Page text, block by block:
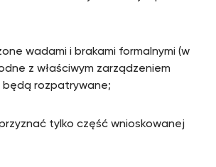
wadami i brakami formalnymi (w
z właściwym zarządzeniem
będą rozpatrywane;
tylko część wnioskowanej